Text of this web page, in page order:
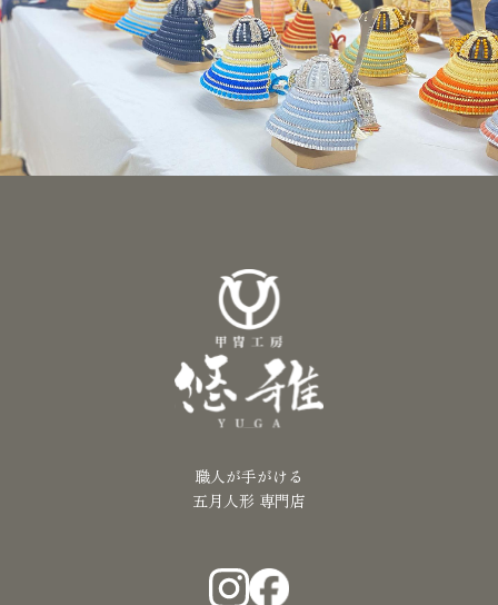
職人が手がける
五月人形 専門店